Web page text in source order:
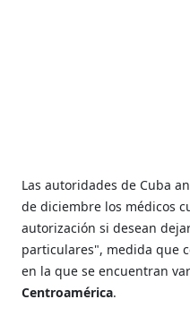
Las autoridades de Cuba
de diciembre los médicos
autorización si desean
particulares", medida que
en la que se encuentran
Centroamérica.